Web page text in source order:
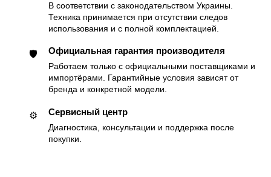
В соответствии с законодательством Украины.
Техника принимается при отсутствии следов
использования и с полной комплектацией.
🛡 Официальная гарантия производителя
Работаем только с официальными поставщиками и
импортёрами. Гарантийные условия зависят от
бренда и конкретной модели.
⚙️ Сервисный центр
Диагностика, консультации и поддержка после
покупки.